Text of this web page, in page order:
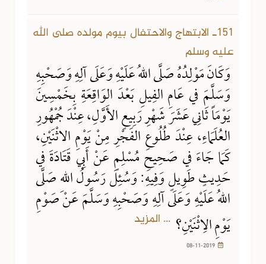
151ـ الابتهاج والاحتفال بيوم مولده صلى الله
عليه وسلم
وَكَانَ مَوْلِدُهُ صَلَّى اللهُ عَلَيْهِ وَعَلَى آلِهِ وَصَحْبِهِ
وَسَلَّمَ في عَامِ الفِيلِ بَعْدَ الوَاقِعَةِ بِخَمْسِينَ
يَوْمَاً ثَانِي عَشَرَ شَهْرِ رَبِيعٍ الأَوَّلِ، عِنْدَ جُمْهُورِ
العُلَمَاءِ، عِنْدَ طُلُوعِ الفَجْرِ مِنْ يَوْمِ الاثْنَيْنِ،
كَمَا جَاءَ في صَحِيحِ مُسْلِمٍ عَنْ أَبِي قَتَادَةَ في
حَدِيثٍ طَوِيلٍ وَفِيهِ: وَسُئِلَ رَسُولُ اللهِ صَلَّى
اللهُ عَلَيْهِ وَعَلَى آلِهِ وَصَحْبِهِ وَسَلَّمَ عَنْ صَوْمِ
يَوْمِ الِاثْنَيْنِ؟ ... المزيد